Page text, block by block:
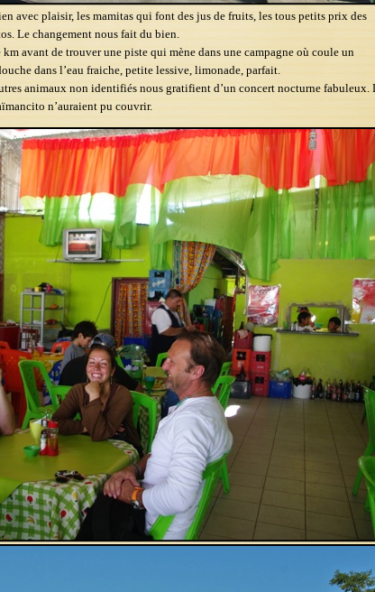
avec plaisir, les mamitas qui font des jus de fruits, les tous petits prix des
Le changement nous fait du bien.
avant de trouver une piste qui mène dans une campagne où coule un
dans l’eau fraiche, petite lessive, limonade, parfait.
animaux non identifiés nous gratifient d’un concert nocturne fabuleux.
n’auraient pu couvrir.